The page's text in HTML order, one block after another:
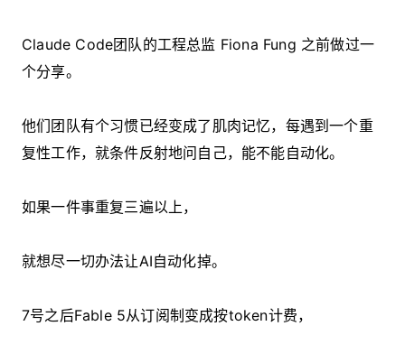
Claude Code团队的工程总监 Fiona Fung 之前做过一
个分享。
他们团队有个习惯已经变成了肌肉记忆，每遇到一个重
复性工作，就条件反射地问自己，能不能自动化。
如果一件事重复三遍以上，
就想尽一切办法让AI自动化掉。
7号之后Fable 5从订阅制变成按token计费，